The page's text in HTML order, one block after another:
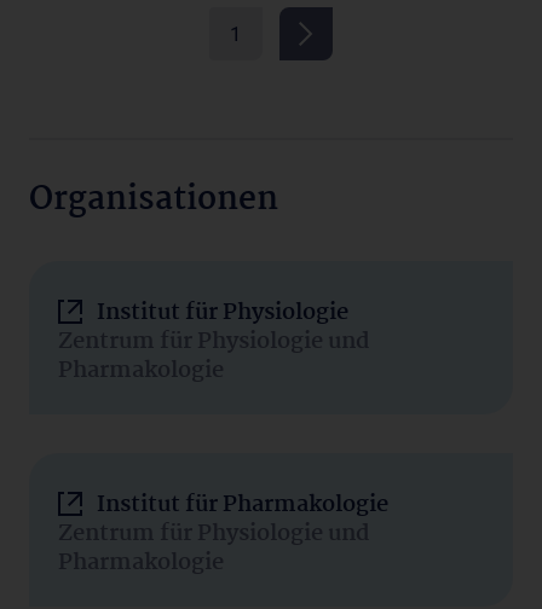
1
Organisationen
Institut für Physiologie
Zentrum für Physiologie und
Pharmakologie
Institut für Pharmakologie
Zentrum für Physiologie und
Pharmakologie